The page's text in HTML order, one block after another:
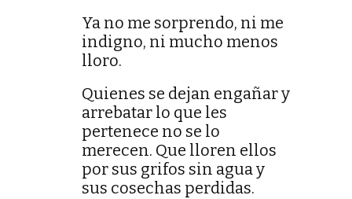
Ya no me sorprendo, ni me
indigno, ni mucho menos
lloro.
Quienes se dejan engañar y
arrebatar lo que les
pertenece no se lo
merecen. Que lloren ellos
por sus grifos sin agua y
sus cosechas perdidas.